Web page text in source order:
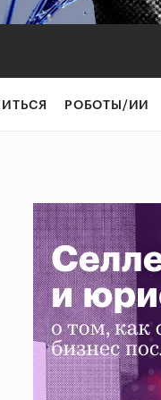
РОБОТЫ/ИИ